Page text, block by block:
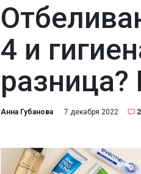
4 и
Анна Губанова 7 декабря 2022